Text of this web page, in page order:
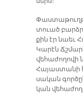
տուած
քին էր
Կա­րէն
վե­հա­ժո­ղո­վի
Հա­յաս­տա­նի
սա­կան
կան